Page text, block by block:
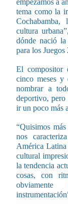
empezamos a
tema como la
cultura
dónde nació
para los Juegos
El compositor
cinco meses y
nombrar a
deportivo,
ir un poco más
“Quisimos
nos
América
cultural
la tendencia
cosas, con